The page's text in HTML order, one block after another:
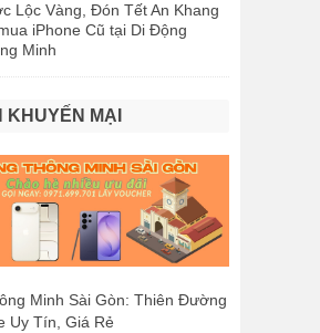
Lộc Vàng, Đón Tết An Khang
iPhone Cũ tại Di Động
Minh
KHUYẾN MẠI
Minh Sài Gòn: Thiên Đường
Uy Tín, Giá Rẻ